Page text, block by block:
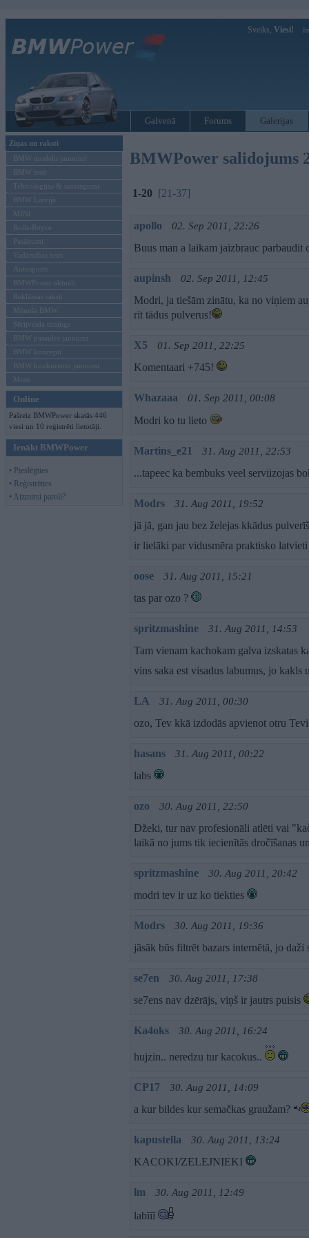
Sveiks, Viesi!
Galvenā Forums Galerijas
Ziņas un raksti
BMW modeļu jaunumi
BMW testi
Tehnoloģijas & sasniegumi
BMW Latvijā
MINI
Rolls-Royce
Pasākumi
Vadāmības tests
Autosports
BMWPower aktuāli
Reklāmas raksti
Mēneša BMW
Sērijveida tūnings
BMW pasaules jaunumi
BMW koncepti
BMW konkurentu jaunumi
Moto
Online
Pašreiz BMWPower skatās 446
viesi un 10 reģistrēti lietotāji.
Ienākt BMWPower
• Pieslēgties
• Reģistrēties
• Aizmirsi paroli?
BMWPower salidojums
1-20 [21-37]
apollo 02. Sep 2011, 22:26
Buus man a laikam jaizbrauc parbaudit
aupinsh 02. Sep 2011, 12:45
Modri, ja tiešām zinātu, ka no viņiem
rīt tādus pulverus!
X5 01. Sep 2011, 22:25
Komentaari +745!
Whazaaa 01. Sep 2011, 00:08
Modri ko tu lieto
Martins_e21 31. Aug 2011, 22:53
...tapeec ka bembuks veel serviizojas
Modrs 31. Aug 2011, 19:52
jā jā, gan jau bez želejas kkādus
ir lielāki par vidusmēra praktisko
oose 31. Aug 2011, 15:21
tas par ozo ?
spritzmashine 31. Aug 2011, 14:53
Tam vienam kachokam galva izskatas
vins saka est visadus labumus, jo
LA 31. Aug 2011, 00:30
ozo, Tev kkā izdodās apvienot otru
hasans 31. Aug 2011, 00:22
labs
ozo 30. Aug 2011, 22:50
Džeki, tur nav profesionāli atlēti vai
laikā no jums tik iecienītās dročīšanas
spritzmashine 30. Aug 2011, 20:42
modri tev ir uz ko tiekties
Modrs 30. Aug 2011, 19:36
jāsāk būs filtrēt bazars internētā, jo
se7en 30. Aug 2011, 17:38
se7ens nav dzērājs, viņš ir jautrs puisis
Ka4oks 30. Aug 2011, 16:24
hujzin.. neredzu tur kacokus..
CP17 30. Aug 2011, 14:09
a kur bildes kur semačkas graužam?
kapustella 30. Aug 2011, 13:24
KACOKI/ZELEJNIEKI
lm 30. Aug 2011, 12:49
labīīī